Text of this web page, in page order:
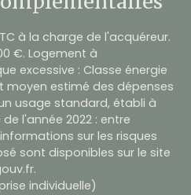
à la charge de l'acquéreur.
€. Logement à
excessive : Classe énergie
moyen estimé des dépenses
usage standard, établi à
l'année 2022 : entre
sur les risques
sont disponibles sur le site
individuelle)